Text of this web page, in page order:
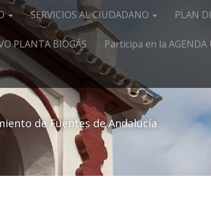
SERVICIOS AL CIUDADANO PLAN
PLANTA BIOGÁS Participa en la AGENDA
de Fuentes de Andalucía